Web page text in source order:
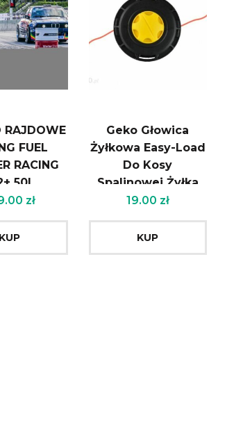
RAJDOWE
FUEL
RACING
50L
zł
KUP
Geko Głowica
Żyłkowa Easy-Load
Do Kosy
Spalinowej Żyłka
19.00 zł
KUP